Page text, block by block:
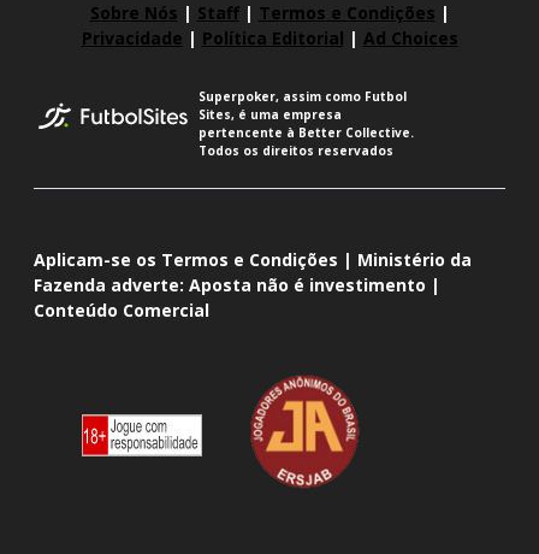
Sobre Nós | Staff| Termos e Condições |
Privacidade | Política Editorial | Ad Choices
Superpoker, assim como Futbol
Sites, é uma empresa
pertencente à Better Collective.
Todos os direitos reservados
Aplicam-se os Termos e Condições | Ministério da
Fazenda adverte: Aposta não é investimento |
Conteúdo Comercial